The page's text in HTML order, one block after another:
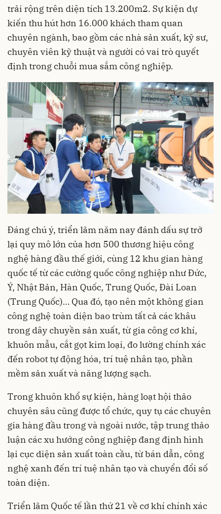
trải rộng trên diện tích 13.200m2. Sự kiện dự
kiến thu hút hơn 16.000 khách tham quan
chuyên ngành, bao gồm các nhà sản xuất, kỹ sư,
chuyên viên kỹ thuật và người có vai trò quyết
định trong chuỗi mua sắm công nghiệp.
Đáng chú ý, triển lãm năm nay đánh dấu sự trở
lại quy mô lớn của hơn 500 thương hiệu công
nghệ hàng đầu thế giới, cùng 12 khu gian hàng
quốc tế từ các cường quốc công nghiệp như Đức,
Ý, Nhật Bản, Hàn Quốc, Trung Quốc, Đài Loan
(Trung Quốc)… Qua đó, tạo nên một không gian
công nghệ toàn diện bao trùm tất cả các khâu
trong dây chuyền sản xuất, từ gia công cơ khí,
khuôn mẫu, cắt gọt kim loại, đo lường chính xác
đến robot tự động hóa, trí tuệ nhân tạo, phần
mềm sản xuất và năng lượng sạch.
Trong khuôn khổ sự kiện, hàng loạt hội thảo
chuyên sâu cũng được tổ chức, quy tụ các chuyên
gia hàng đầu trong và ngoài nước, tập trung thảo
luận các xu hướng công nghiệp đang định hình
lại cục diện sản xuất toàn cầu, từ bán dẫn, công
nghệ xanh đến trí tuệ nhân tạo và chuyển đổi số
toàn diện.
Triển lãm Quốc tế lần thứ 21 về cơ khí chính xác